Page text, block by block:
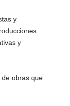
y
y
obras que